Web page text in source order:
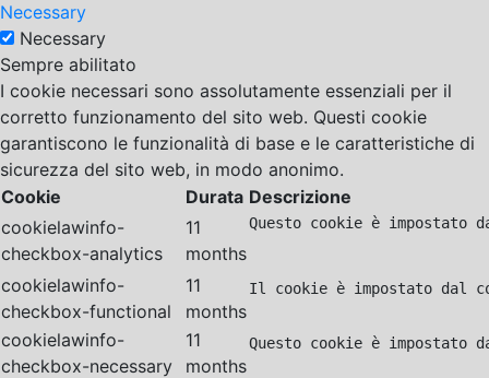
Necessary
Necessary
Sempre abilitato
I cookie necessari sono assolutamente essenziali per il
corretto funzionamento del sito web. Questi cookie
garantiscono le funzionalità di base e le caratteristiche di
sicurezza del sito web, in modo anonimo.
Cookie
Durata Descrizione
cookielawinfo-
checkbox-analytics
11
months
Questo cookie è
cookielawinfo-
checkbox-functional
11
months
Il cookie è impostato dal
cookielawinfo-
checkbox-necessary
11
months
Questo cookie è impostato